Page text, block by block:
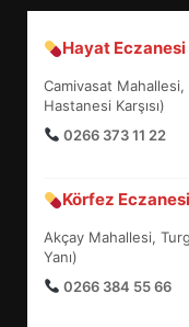
Hayat Eczanesi
Camivasat
Hastanesi Karşısı)
0266 373 11 22
Körfez Eczanesi
Akçay Mahallesi,
Yanı)
0266 384 55 66
5
6